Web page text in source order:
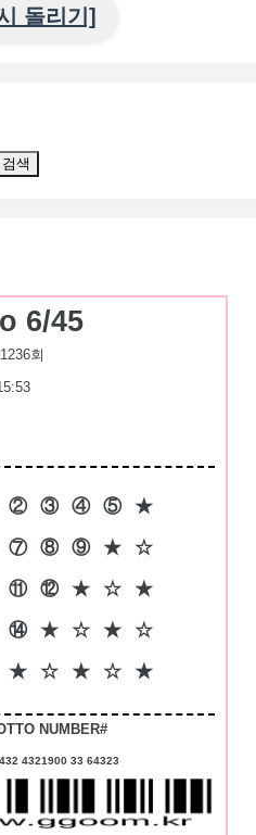
돌리기]
6/45
회
② ③ ④ ⑤
★
⑦ ⑧ ⑨ ★
☆
⑪ ⑫ ★ ☆
★
⑭ ★ ☆ ★
☆
★ ☆ ★ ☆ ★
NUMBER#
4321900 33 64323